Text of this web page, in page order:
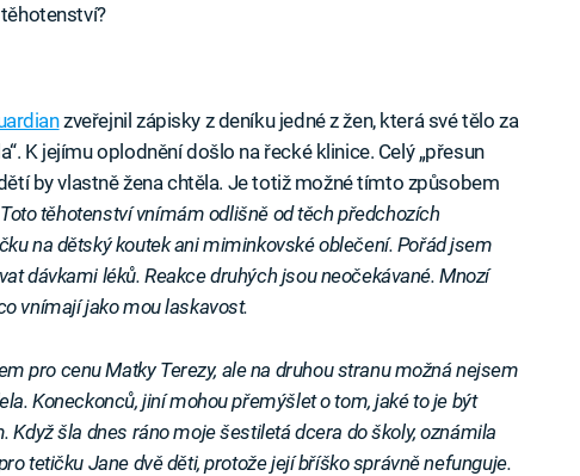
zveřejnil zápisky z deníku jedné z žen, která své tělo za
K jejímu oplodnění došlo na řecké klinice. Celý „přesun
by vlastně žena chtěla. Je totiž možné tímto způsobem
těhotenství vnímám odlišně od těch předchozích
na dětský koutek ani miminkovské oblečení. Pořád jsem
dávkami léků. Reakce druhých jsou neočekávané. Mnozí
vnímají jako mou laskavost.
pro cenu Matky Terezy, ale na druhou stranu možná nejsem
Koneckonců, jiní mohou přemýšlet o tom, jaké to je být
Když šla dnes ráno moje šestiletá dcera do školy, oznámila
tetičku Jane dvě děti, protože její bříško správně nefunguje.